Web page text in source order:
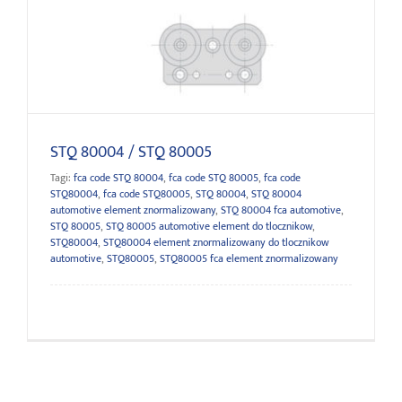
STQ 80004 / STQ 80005
Tagi: fca code STQ 80004, fca code STQ 80005, fca code
STQ80004, fca code STQ80005, STQ 80004, STQ 80004
automotive element znormalizowany, STQ 80004 fca automotive,
STQ 80005, STQ 80005 automotive element do tlocznikow,
STQ80004, STQ80004 element znormalizowany do tlocznikow
automotive, STQ80005, STQ80005 fca element znormalizowany